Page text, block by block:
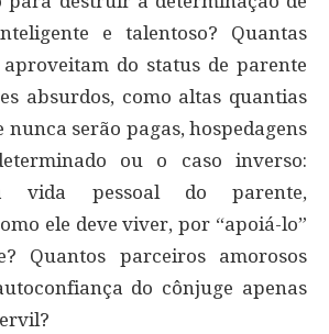
e talentoso? Quantas
aproveitam do status de parente
absurdos, como altas quantias
nunca serão pagas, hospedagens
ou o caso inverso:
vida pessoal do parente,
ele deve viver, por “apoiá-lo”
Quantos parceiros amorosos
do cônjuge apenas